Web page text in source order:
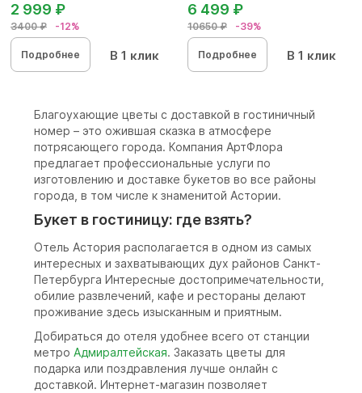
3400 ₽ -12%
2 999 ₽
Подробнее В 1 клик
10650 ₽ -39%
6 499 ₽
Подробнее В 1 клик
Благоухающие цветы с доставкой в гостиничный
номер – это ожившая сказка в атмосфере
потрясающего города. Компания АртФлора
предлагает профессиональные услуги по
изготовлению и доставке букетов во все районы
города, в том числе к знаменитой Астории.
Букет в гостиницу: где взять?
Отель Астория располагается в одном из самых
интересных и захватывающих дух районов Санкт-
Петербурга Интересные достопримечательности,
обилие развлечений, кафе и рестораны делают
проживание здесь изысканным и приятным.
Добираться до отеля удобнее всего от станции
метро Адмиралтейская. Заказать цветы для
подарка или поздравления лучше онлайн с
доставкой. Интернет-магазин позволяет